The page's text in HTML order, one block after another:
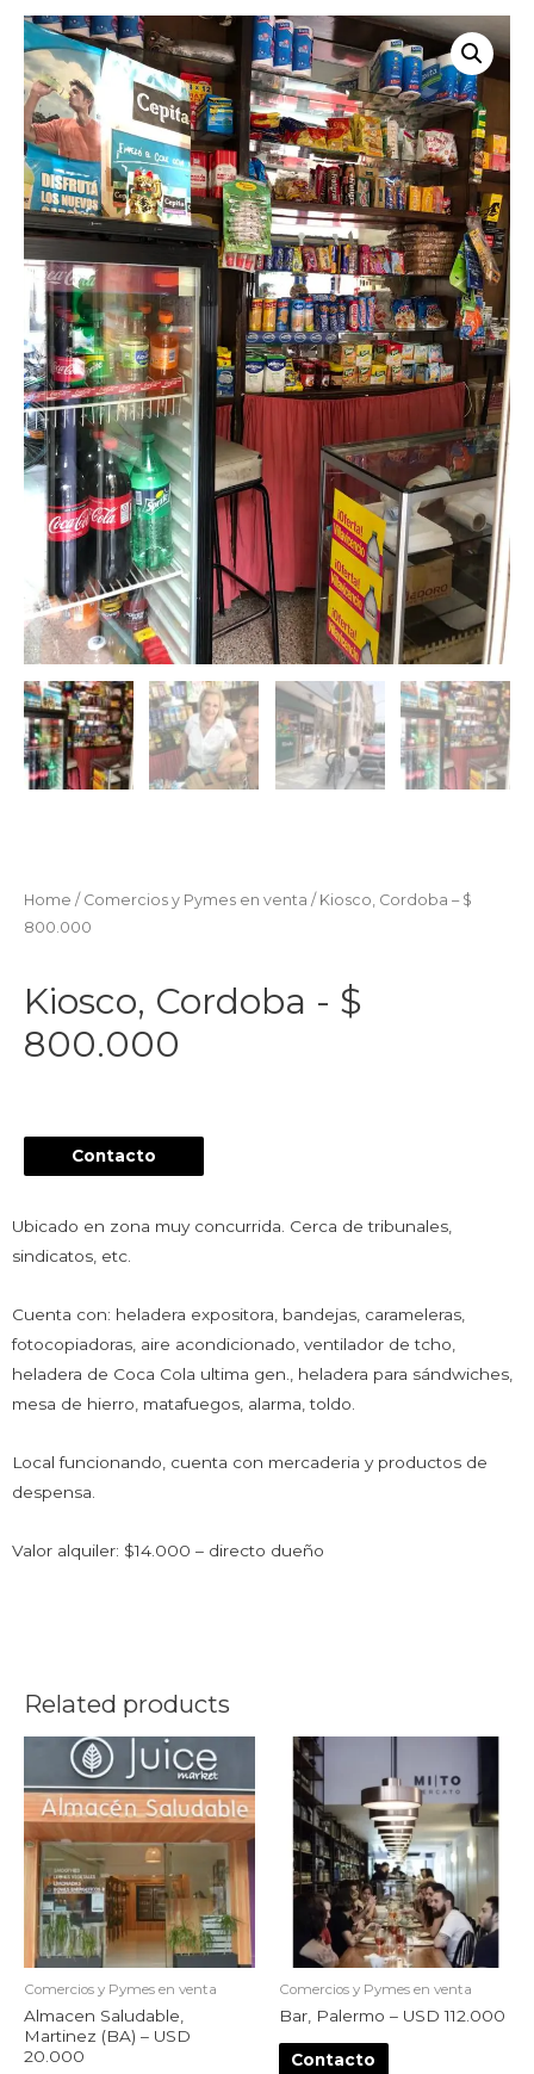
Home / Comercios y Pymes en venta / Kiosco, Cordoba – $
800.000
Kiosco, Cordoba - $
800.000
Contacto
Ubicado en zona muy concurrida. Cerca de tribunales,
sindicatos, etc.
Cuenta con: heladera expositora, bandejas, carameleras,
fotocopiadoras, aire acondicionado, ventilador de tcho,
heladera de Coca Cola ultima gen., heladera para sándwiches,
mesa de hierro, matafuegos, alarma, toldo.
Local funcionando, cuenta con mercaderia y productos de
despensa.
Valor alquiler: $14.000 – directo dueño
Related products
Comercios y Pymes en venta
Almacen Saludable,
Martinez (BA) – USD
20.000
Comercios y Pymes en venta
Bar, Palermo – USD 112.000
Contacto